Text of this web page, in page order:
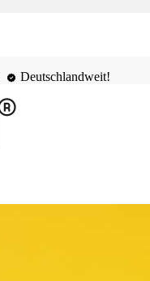
Deutschlandweit!